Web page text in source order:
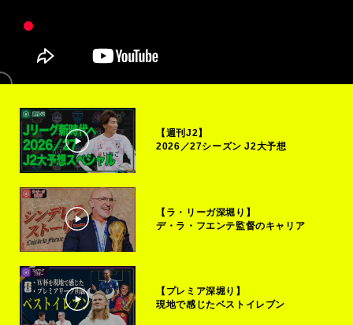
【週刊J2】
2026／27シーズン J2大予想
【ラ・リーガ深堀り】
デ・ラ・フエンテ監督のキャリア
【プレミア深堀り】
現地で感じたベストイレブン